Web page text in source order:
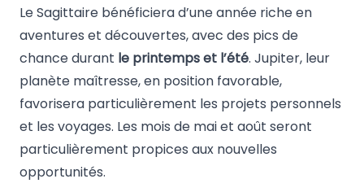
Le Sagittaire bénéficiera d’une année riche en
aventures et découvertes, avec des pics de
chance durant le printemps et l’été. Jupiter, leur
planète maîtresse, en position favorable,
favorisera particulièrement les projets personnels
et les voyages. Les mois de mai et août seront
particulièrement propices aux nouvelles
opportunités.